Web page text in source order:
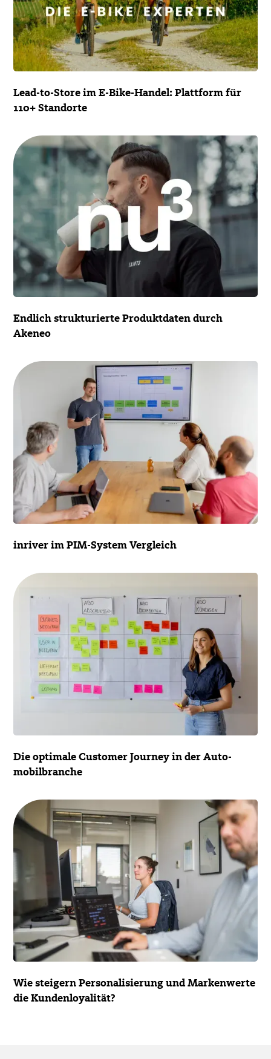
Lead-to-Store im E-Bike-Handel: Plattform für
110+ Standorte
Endlich strukturierte Produktdaten durch
Akeneo
inriver im PIM-System Vergleich
Die optimale Customer Journey in der Auto­
mobil­branche
Wie steigern Personali­sie­rung und Marken­werte
die Kunden­loyalität?